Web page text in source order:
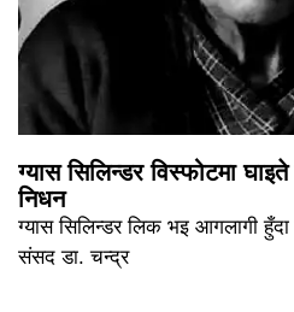
ग्यास सिलिन्डर विस्फोटमा
निधन
ग्यास सिलिन्डर लिक भइ आगलागी
संसद डा. चन्द्र